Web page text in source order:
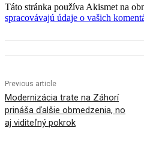
Táto stránka používa Akismet na
spracovávajú údaje o vašich
Previous article
Modernizácia trate na Záhorí
prináša ďalšie obmedzenia, no
aj viditeľný pokrok